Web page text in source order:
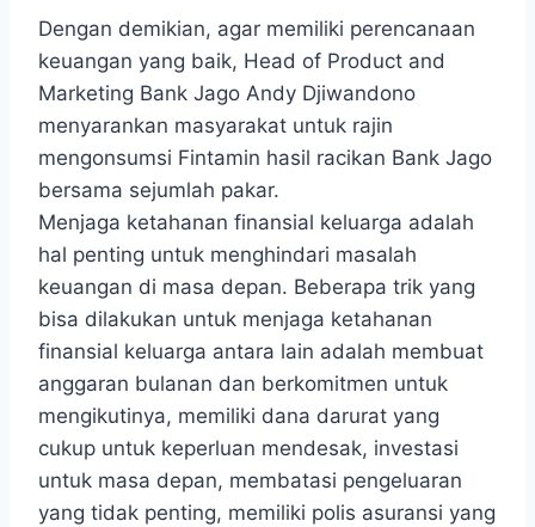
Dengan demikian, agar memiliki perencanaan
keuangan yang baik, Head of Product and
Marketing Bank Jago Andy Djiwandono
menyarankan masyarakat untuk rajin
mengonsumsi Fintamin hasil racikan Bank Jago
bersama sejumlah pakar.
Menjaga ketahanan finansial keluarga adalah
hal penting untuk menghindari masalah
keuangan di masa depan. Beberapa trik yang
bisa dilakukan untuk menjaga ketahanan
finansial keluarga antara lain adalah membuat
anggaran bulanan dan berkomitmen untuk
mengikutinya, memiliki dana darurat yang
cukup untuk keperluan mendesak, investasi
untuk masa depan, membatasi pengeluaran
yang tidak penting, memiliki polis asuransi yang